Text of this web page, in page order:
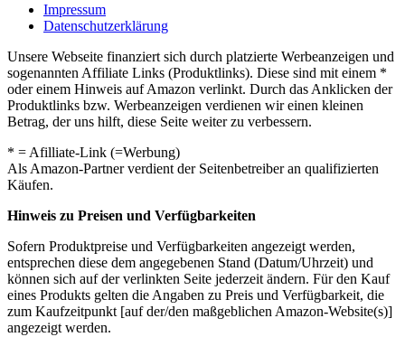
Impressum
Datenschutzerklärung
Unsere Webseite finanziert sich durch platzierte Werbeanzeigen und
sogenannten Affiliate Links (Produktlinks). Diese sind mit einem *
oder einem Hinweis auf Amazon verlinkt. Durch das Anklicken der
Produktlinks bzw. Werbeanzeigen verdienen wir einen kleinen
Betrag, der uns hilft, diese Seite weiter zu verbessern.
* = Afilliate-Link (=Werbung)
Als Amazon-Partner verdient der Seitenbetreiber an qualifizierten
Käufen.
Hinweis zu Preisen und Verfügbarkeiten
Sofern Produktpreise und Verfügbarkeiten angezeigt werden,
entsprechen diese dem angegebenen Stand (Datum/Uhrzeit) und
können sich auf der verlinkten Seite jederzeit ändern. Für den Kauf
eines Produkts gelten die Angaben zu Preis und Verfügbarkeit, die
zum Kaufzeitpunkt [auf der/den maßgeblichen Amazon-Website(s)]
angezeigt werden.